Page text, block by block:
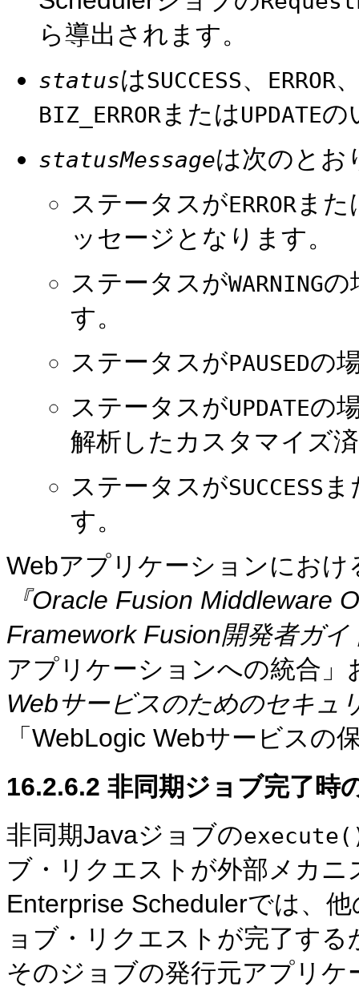
ら導出されます。
statusはSUCCESS、 ERROR
BIZ_ERRORまたはUPDATEの
statusMessageは次のとお
ステータスがERRORまた
ッセージとなります。
ステータスがWARNINGの
す。
ステータスがPAUSEDの
ステータスがUPDATEの
解析したカスタマイズ
ステータスがSUCCESS ま
す。
Webアプリケーションにお
『Oracle Fusion Middleware
Framework Fusion開発者ガイ
アプリケーションへの統合」
Webサービスのためのセキュ
「WebLogic Webサービス
16.2.6.2 非同期ジョブ完了時
非同期Javaジョブの
ブ・リクエストが外部メカ
Enterprise Schedulerでは、
ョブ・リクエストが完了す
そのジョブの発行元アプリ